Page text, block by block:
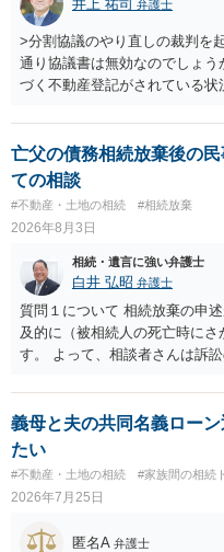
井上 祐司 弁護士
>分割協議のやり直しの裁判を
通り協議書は無効なのでしょ
づく不動産登記がされている
方の訴訟の主張及び立証次第
医師の意見書、筆跡鑑定 が提
はありますが、 ・伯母様自身
様の意に反する遺産分割協議を
であること からすると、実際
性はそれほど高くない（立証
言えると思います。
亡父の債務相続放棄後の
ての相談
#不動産・土地の相続 #相続放棄
2026年8月3日
相続・遺言に強い弁護士
白井 弘昭 弁護士
質問１について 相続放棄の申
及的に（被相続人の死亡時に
す。 よって、相談者さんは訴
理証明を家庭裁判所で取得し
してください。 質問２につい
ば、第１回期日は出席する必
があり出席できない）との記載
はないので、ｍｉｎｔｓでの提
限までに届けばよい）で十分
にお問い合わせください。 以
義母と夫の共同名義ロー
たい
#不動産・土地の相続 #家族間の相続
2026年7月25日
匿名A 弁護士